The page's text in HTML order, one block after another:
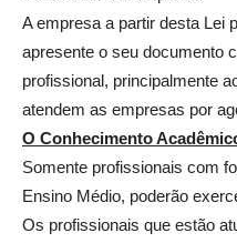
A empresa a partir desta Lei
apresente o seu documento
profissional, principalmente
atendem as empresas por
O Conhecimento
Somente profissionais com
Ensino Médio, poderão
Os profissionais que estão